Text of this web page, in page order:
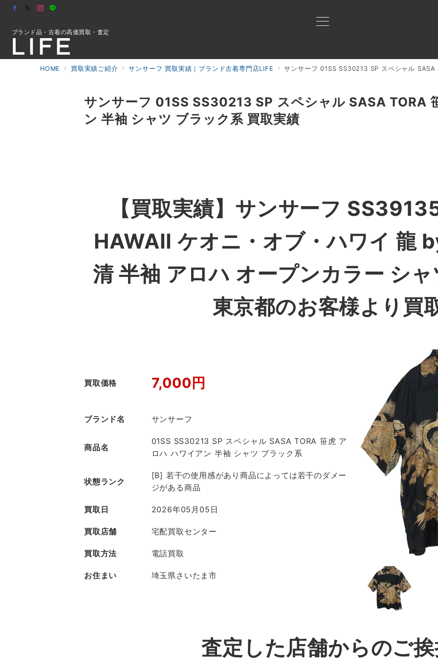
ブランド品・古着の高価買取・査定
HOME 買取実績ご紹介 サンサーフ 買取実績｜ブランド古着専門店LIFE サンサーフ 01SS SS30213 SP スペシャル SASA
サンサーフ 01SS SS30213 SP スペシャル SASA TORA
ン 半袖 シャツ ブラック系 買取実績
【買取実績】サンサーフ
HAWAII ケオニ・オブ・ハワイ 龍
清 半袖 アロハ オープンカラー シ
東京都のお客様より買
買取価格 7,000円
ブランド名 サンサーフ
商品名
01SS SS30213 SP スペシャル SASA TORA 笹虎 ア
ロハ ハワイアン 半袖 シャツ ブラック系
状態ランク
[B] 若干の使用感があり商品によっては若干のダメー
ジがある商品
買取日 2026年05月05日
買取店舗 宅配買取センター
買取方法 電話買取
お住まい 埼玉県さいたま市
査定した店舗からのご